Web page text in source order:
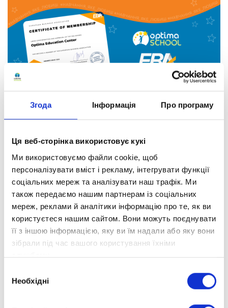
Згода Інформація Про програму
Ця веб-сторінка використовує кукі
Ми використовуємо файли cookie, щоб
персоналізувати вміст і рекламу, інтегрувати функції
соціальних мереж та аналізувати наш трафік. Ми
також передаємо нашим партнерам із соціальних
мереж, реклами й аналітики інформацію про те, як ви
користуєтеся нашим сайтом. Вони можуть поєднувати
її з іншою інформацією, яку ви їм надали або яку вони
зібрали під час вашого користування їхніми
службами.
згоди
Необхідні
батьків?
нам ще більше інвестувати в розвиток наших
освітніх програм, використовуючи
найсучасніші методики та підходи.
Нові можливості. Співпраця з провідними
компаніями та експертами відкриває перед
нами нові горизонти для розвитку, надаючи
нашим учням ще більше можливостей для
успішного майбутнього.
Надійне партнерство. Бути частиною EBA —
професіоналізму на найвищому рівні.
Ми дякуємо всім, хто підтримує нас на цьому